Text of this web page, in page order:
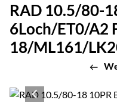
RAD 10.5/80-
6Loch/ET0/A2
18/ML161/
Produktgalerie